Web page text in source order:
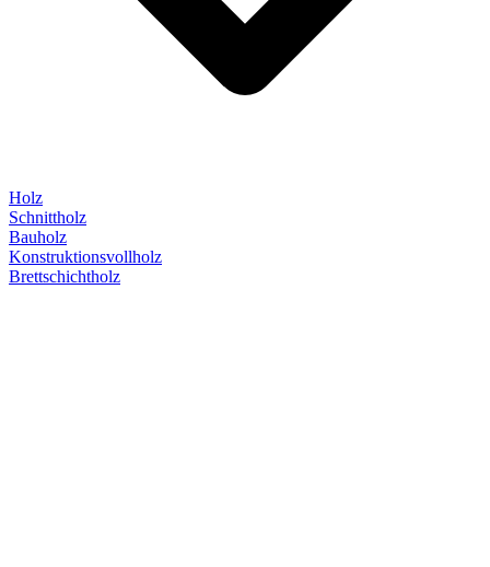
Holz
Schnittholz
Bauholz
Konstruktionsvollholz
Brettschichtholz